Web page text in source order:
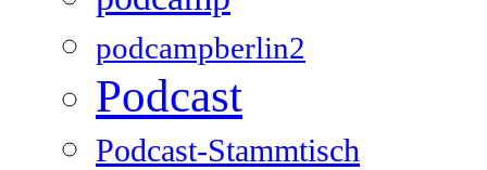
podcampberlin2
Podcast
Podcast-Stammtisch